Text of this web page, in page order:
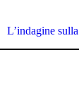
L’indagine